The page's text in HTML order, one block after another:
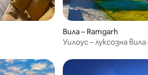
Вила – Ramgarh
Уилоус – луксозна вила